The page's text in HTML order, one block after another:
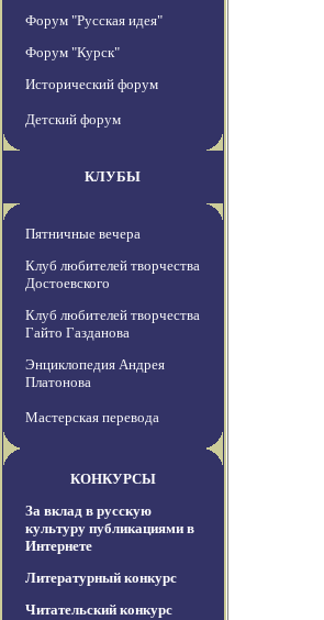
Форум "Русская идея"
Форум "Курск"
Исторический форум
Детский форум
КЛУБЫ
Пятничные вечера
Клуб любителей творчества
Достоевского
Клуб любителей творчества
Гайто Газданова
Энциклопедия Андрея
Платонова
Мастерская перевода
КОНКУРСЫ
За вклад в русскую
культуру публикациями в
Интернете
Литературный конкурс
Читательский конкурс